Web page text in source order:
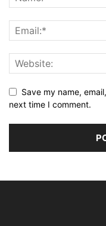
Save my name,
next time I comment.